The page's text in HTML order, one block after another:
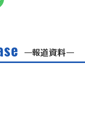
報道資料